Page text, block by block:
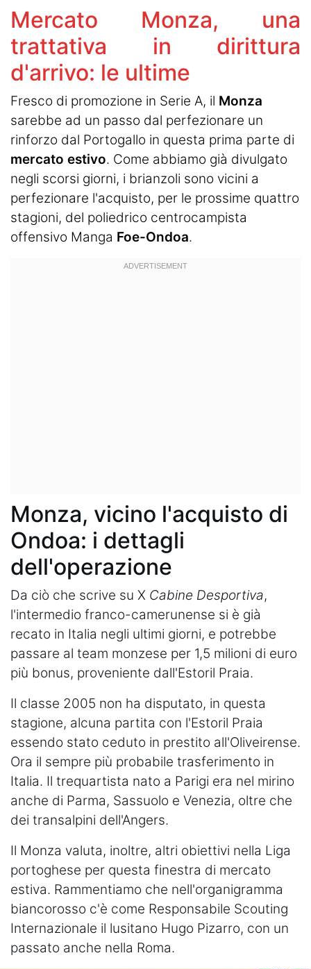
Mercato Monza, una
trattativa in dirittura
d'arrivo: le ultime
Fresco di promozione in Serie A, il Monza
sarebbe ad un passo dal perfezionare un
rinforzo dal Portogallo in questa prima parte di
mercato estivo. Come abbiamo già divulgato
negli scorsi giorni, i brianzoli sono vicini a
perfezionare l'acquisto, per le prossime quattro
stagioni, del poliedrico centrocampista
offensivo Manga Foe-Ondoa.
Monza, vicino l'acquisto di
Ondoa: i dettagli
dell'operazione
Da ciò che scrive su X Cabine Desportiva,
l'intermedio franco-camerunense si è già
recato in Italia negli ultimi giorni, e potrebbe
passare al team monzese per 1,5 milioni di euro
più bonus, proveniente dall'Estoril Praia.
Il classe 2005 non ha disputato, in questa
stagione, alcuna partita con l'Estoril Praia
essendo stato ceduto in prestito all'Oliveirense.
Ora il sempre più probabile trasferimento in
Italia. Il trequartista nato a Parigi era nel mirino
anche di Parma, Sassuolo e Venezia, oltre che
dei transalpini dell'Angers.
Il Monza valuta, inoltre, altri obiettivi nella Liga
portoghese per questa finestra di mercato
estiva. Rammentiamo che nell'organigramma
biancorosso c'è come Responsabile Scouting
Internazionale il lusitano Hugo Pizarro, con un
passato anche nella Roma.